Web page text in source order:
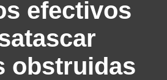
efectivos
obstruidas